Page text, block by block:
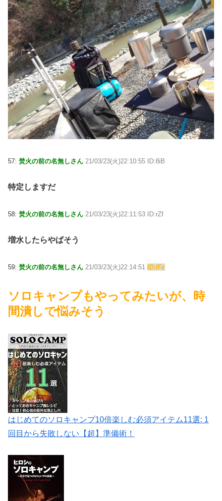
57: 焚火の前の名無しさん 21/03/23(火)22:10:55 ID:8iB
特定しますだ
58: 焚火の前の名無しさん 21/03/23(火)22:11:53 ID:rZf
増水したらやばそう
59: 焚火の前の名無しさん 21/03/23(火)22:14:51 ID:lFz
ソロキャンプもやってみたいが、時
間潰しで悩みそう
はじめてのソロキャンプ10倍楽しむ必須アイテム11選: 1
回目から失敗しない【超】準備術！